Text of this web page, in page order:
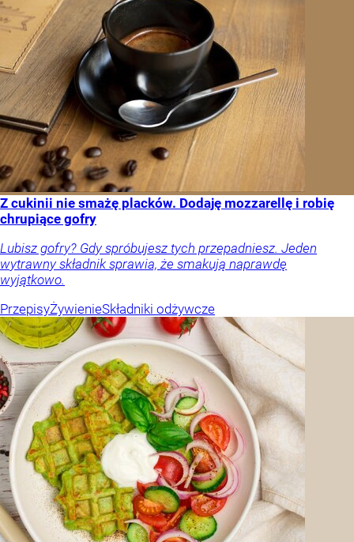
Z cukinii nie smażę placków. Dodaję mozzarellę i robię
chrupiące gofry
Lubisz gofry? Gdy spróbujesz tych przepadniesz. Jeden
wytrawny składnik sprawia, że smakują naprawdę
wyjątkowo.
PrzepisyŻywienieSkładniki odżywcze